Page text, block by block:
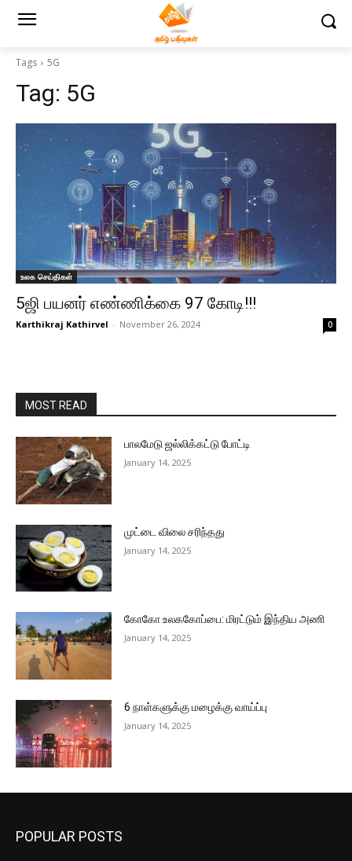
Tags 5G
Tag: 5G
உலக செய்திகள்
5ஜி பயனர் எண்ணிக்கை 97 கோடி!!!
Karthikraj Kathirvel - November 26, 2024 0
MOST READ
பாலமேடு ஜல்லிக்கட்டு போட்டி
January 14, 2025
முட்டை விலை சரிந்தது
January 14, 2025
கோகோ உலககோப்பை: மிரட்டும் இந்திய அணி
January 14, 2025
6 நாள்களுக்கு மழைக்கு வாய்ப்பு
January 14, 2025
POPULAR POSTS